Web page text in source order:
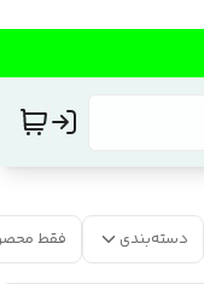
دسته‌بندی فقط